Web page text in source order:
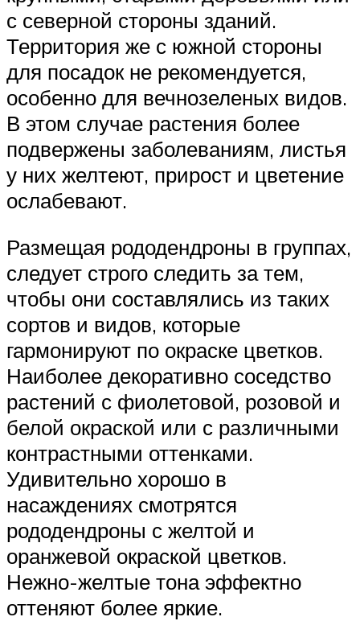
с северной стороны зданий.
Территория же с южной стороны
для посадок не рекомендуется,
особенно для вечнозеленых видов.
В этом случае растения более
подвержены заболеваниям, листья
у них желтеют, прирост и цветение
ослабевают.
Размещая рододендроны в группах,
следует строго следить за тем,
чтобы они составлялись из таких
сортов и видов, которые
гармонируют по окраске цветков.
Наиболее декоративно соседство
растений с фиолетовой, розовой и
белой окраской или с различными
контрастными оттенками.
Удивительно хорошо в
насаждениях смотрятся
рододендроны с желтой и
оранжевой окраской цветков.
Нежно-желтые тона эффектно
оттеняют более яркие.